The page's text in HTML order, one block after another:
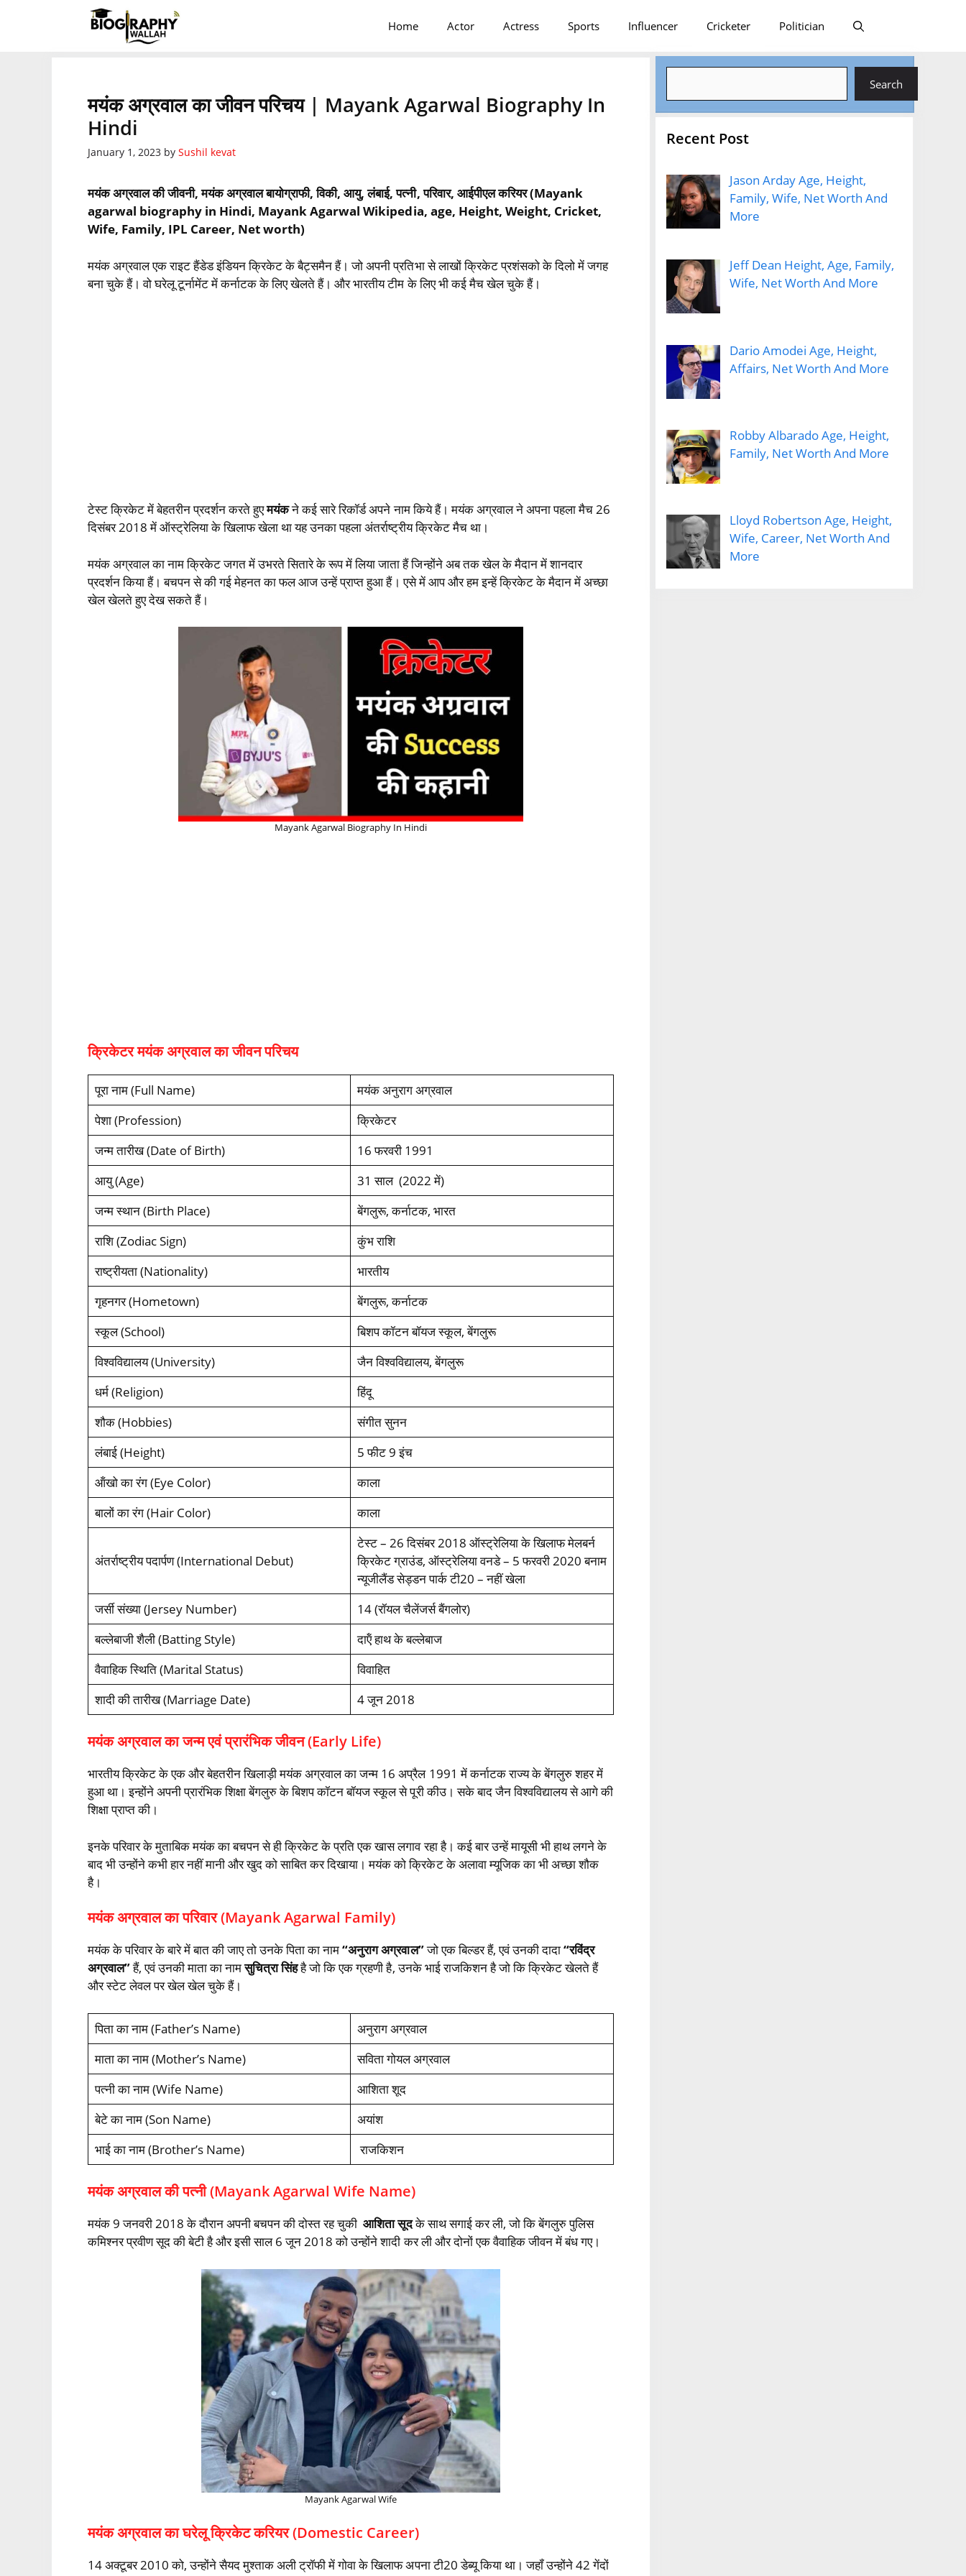
Home Actor Actress Sports Influencer Cricketer Politician
मयंक अग्रवाल का जीवन परिचय | Mayank Agarwal Biography In
Hindi
January 1, 2023 bySushil kevat
मयंक अग्रवाल की जीवनी, मयंक अग्रवाल बायोग्राफी, विकी, आयु, लंबाई, पत्‍नी, परिवार, आईपीएल करियर (Mayank
agarwal biography in Hindi, Mayank Agarwal Wikipedia, age, Height, Weight, Cricket,
Wife, Family, IPL Career, Net worth)
मयंक अग्रवाल एक राइट हैंडेड इंडियन क्रिकेट के बैट्समैन हैं। जो अपनी प्रतिभा से लाखों क्रिकेट प्रशंसको के दिलो में जगह
बना चुके हैं। वो घरेलू टूर्नामेंट में कर्नाटक के लिए खेलते हैं। और भारतीय टीम के लिए भी कई मैच खेल चुके हैं।
टेस्‍ट क्रिकेट में बेहतरीन प्रदर्शन करते हुएमयंकने कई सारे रिकॉर्ड अपने नाम किये हैं। मयंक अग्रवाल ने अपना पहला मैच 26
दिसंबर 2018 में ऑस्‍ट्रेलिया के खिलाफ खेला था यह उनका पहला अंतर्राष्‍ट्रीय क्रिकेट मैच था।
मयंक अग्रवाल का नाम क्रिकेट जगत में उभरते सितारे के रूप में लिया जाता हैं जिन्‍होंने अब तक खेल के मैदान में शानदार
प्रदर्शन किया हैं। बचपन से की गई मेहनत का फल आज उन्‍हें प्राप्‍त हुआ हैं। एसे में आप और हम इन्‍हें क्रिकेट के मैदान में अच्‍छा
खेल खेलते हुए देख सकते हैं।
Mayank Agarwal Biography In Hindi
क्रिकेटर मयंक अग्रवाल का जीवन परिचय
पूरा नाम (Full Name)
मयंक अनुराग अग्रवाल
पेशा (Profession)
क्रिकेटर
जन्‍म तारीख (Date of Birth)
16 फरवरी 1991
आयु (Age)
31 साल (2022 में)
जन्‍म स्‍थान (Birth Place)
बेंगलुरू, कर्नाटक, भारत
राशि (Zodiac Sign)
कुंभ राशि
राष्‍ट्रीयता (Nationality)
भारतीय
गृहनगर (Hometown)
बेंगलुरू, कर्नाटक
स्‍कूल (School)
बिशप कॉटन बॉयज स्‍कूल, बेंगलुरू
विश्‍वविद्यालय (University)
जैन विश्‍वविद्यालय, बेंगलुरू
धर्म (Religion)
हिंदू
शौक (Hobbies)
संगीत सुनन
लंबाई (Height)
5 फीट 9 इंच
ऑंखो का रंग (Eye Color)
काला
बालों का रंग (Hair Color)
काला
अंतर्राष्‍ट्रीय पदार्पण (International Debut)
टेस्‍ट – 26 दिसंबर 2018 ऑस्‍ट्रेलिया के खिलाफ मेलबर्न
क्रिकेट ग्राउंड, ऑस्‍ट्रेलिया वनडे – 5 फरवरी 2020 बनाम
न्‍यूजीलैंड सेड्डन पार्क टी20 – नहीं खेला
जर्सी संख्‍या (Jersey Number)
14 (रॉयल चैलेंजर्स बैंगलोर)
बल्‍लेबाजी शैली (Batting Style)
दाऍं हाथ के बल्‍लेबाज
वैवाहिक स्थिति (Marital Status)
विवाहित
शादी की तारीख (Marriage Date)
4 जून 2018
मयंक अग्रवाल का जन्म एवं प्रारंभिक जीवन (Early Life)
भारतीय क्रिकेट के एक और बेहतरीन खिलाड़ी मयंक अग्रवाल का जन्म 16 अप्रैल 1991 में कर्नाटक राज्य के बेंगलुरु शहर में
हुआ था। इन्होंने अपनी प्रारंभिक शिक्षा बेंगलुरु के बिशप कॉटन बॉयज स्कूल से पूरी कीउ। सके बाद जैन विश्वविद्यालय से आगे की
शिक्षा प्राप्त की।
इनके परिवार के मुताबिक मयंक का बचपन से ही क्रिकेट के प्रति एक खास लगाव रहा है। कई बार उन्हें मायूसी भी हाथ लगने के
बाद भी उन्होंने कभी हार नहीं मानी और खुद को साबित कर दिखाया। मयंक को क्रिकेट के अलावा म्यूजिक का भी अच्छा शौक
है।
मयंक अग्रवाल का परिवार (Mayank Agarwal Family)
मयंक के परिवार के बारे में बात की जाए तो उनके पिता का नाम“अनुराग अग्रवाल”जो एक बिल्डर हैं, एवं उनकी दादा“रविंद्र
अग्रवाल”हैं, एवं उनकी माता का नामसुचित्रा सिंहहै जो कि एक ग्रहणी है, उनके भाई राजकिशन है जो कि क्रिकेट खेलते हैं
और स्टेट लेवल पर खेल खेल चुके हैं।
पिता का नाम (Father’s Name)
अनुराग अग्रवाल
माता का नाम (Mother’s Name)
सविता गोयल अग्रवाल
पत्‍नी का नाम (Wife Name)
आशिता शूद
बेटे का नाम (Son Name)
अयांश
भाई का नाम (Brother’s Name)
राजकिशन
मयंक अग्रवाल की पत्‍नी (Mayank Agarwal Wife Name)
मयंक 9 जनवरी 2018 के दौरान अपनी बचपन की दोस्त रह चुकीआशिता सूदके साथ सगाई कर ली, जो कि बेंगलुरु पुलिस
कमिश्नर प्रवीण सूद की बेटी है और इसी साल 6 जून 2018 को उन्होंने शादी कर ली और दोनों एक वैवाहिक जीवन में बंध गए।
Mayank Agarwal Wife
मयंक अग्रवाल का घरेलू क्रिकेट करियर (Domestic Career)
14 अक्‍टूबर 2010 को, उन्‍होंने सैयद मुश्‍ताक अली ट्रॉफी में गोवा के खिलाफ अपना टी20 डेब्‍यू किया था। जहॉं उन्‍होंने 42 गेंदों
Search
Recent Post
Jason Arday Age, Height,
Family, Wife, Net Worth And
More
Jeff Dean Height, Age, Family,
Wife, Net Worth And More
Dario Amodei Age, Height,
Affairs, Net Worth And More
Robby Albarado Age, Height,
Family, Net Worth And More
Lloyd Robertson Age, Height,
Wife, Career, Net Worth And
More